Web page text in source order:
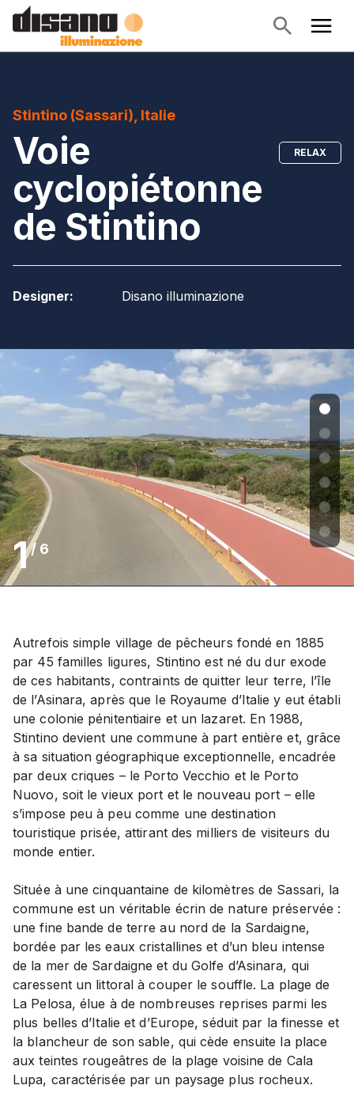
Stintino (Sassari), Italie
Voie
cyclopiétonne
de Stintino
RELAX
Designer: Disano illuminazione
1/ 6
Autrefois simple village de pêcheurs fondé en 1885
par 45 familles ligures, Stintino est né du dur exode
de ces habitants, contraints de quitter leur terre, l’île
de l’Asinara, après que le Royaume d’Italie y eut établi
une colonie pénitentiaire et un lazaret. En 1988,
Stintino devient une commune à part entière et, grâce
à sa situation géographique exceptionnelle, encadrée
par deux criques – le Porto Vecchio et le Porto
Nuovo, soit le vieux port et le nouveau port – elle
s’impose peu à peu comme une destination
touristique prisée, attirant des milliers de visiteurs du
monde entier.
Située à une cinquantaine de kilomètres de Sassari, la
commune est un véritable écrin de nature préservée :
une fine bande de terre au nord de la Sardaigne,
bordée par les eaux cristallines et d’un bleu intense
de la mer de Sardaigne et du Golfe d’Asinara, qui
caressent un littoral à couper le souffle. La plage de
La Pelosa, élue à de nombreuses reprises parmi les
plus belles d’Italie et d’Europe, séduit par la finesse et
la blancheur de son sable, qui cède ensuite la place
aux teintes rougeâtres de la plage voisine de Cala
Lupa, caractérisée par un paysage plus rocheux.